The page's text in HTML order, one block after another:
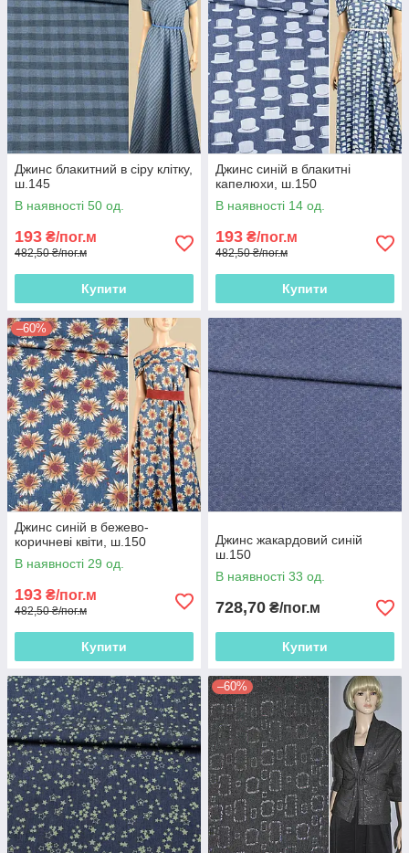
Джинс блакитний в сіру клітку,
ш.145
В наявності 50 од.
193 ₴/пог.м
482,50 ₴/пог.м
Купити
Джинс синій в блакитні
капелюхи, ш.150
В наявності 14 од.
193 ₴/пог.м
482,50 ₴/пог.м
Купити
–60%
Джинс синій в бежево-
коричневі квіти, ш.150
В наявності 29 од.
193 ₴/пог.м
482,50 ₴/пог.м
Купити
Джинс жакардовий синій
ш.150
В наявності 33 од.
728,70 ₴/пог.м
Купити
–60%